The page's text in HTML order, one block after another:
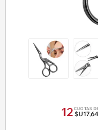
12 CUOTAS
$U17,64